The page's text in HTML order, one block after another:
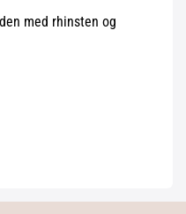
med rhinsten og